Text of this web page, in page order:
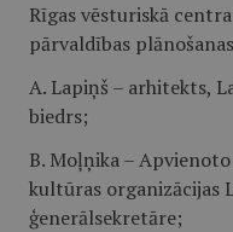
Rīgas vēsturiskā
pārvaldības
A. Lapiņš – arhitekts,
biedrs;
B. Moļņika –
kultūras organizācijas
ģenerālsekretāre;